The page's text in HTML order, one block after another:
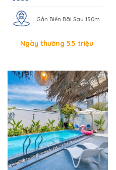
Gần Biển Bãi Sau 150m
Ngày thường 5.5 triệu